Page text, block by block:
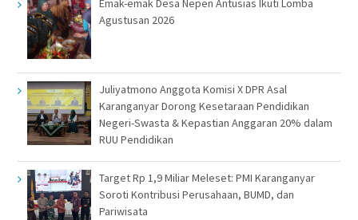
Emak-emak Desa Nepen Antusias Ikuti Lomba
Agustusan 2026
Juliyatmono Anggota Komisi X DPR Asal
Karanganyar Dorong Kesetaraan Pendidikan
Negeri-Swasta & Kepastian Anggaran 20% dalam
RUU Pendidikan
Target Rp 1,9 Miliar Meleset: PMI Karanganyar
Soroti Kontribusi Perusahaan, BUMD, dan
Pariwisata